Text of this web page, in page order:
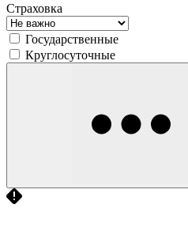
Страховка
Государственные
Круглосуточные